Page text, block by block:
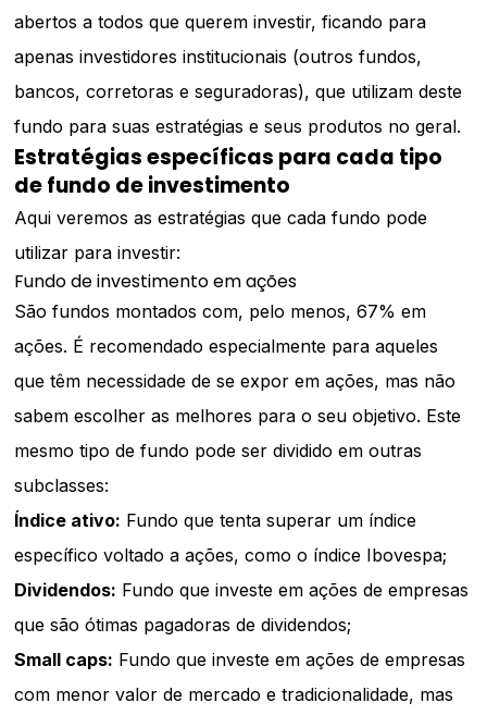
abertos a todos que querem investir, ficando para
apenas investidores institucionais (outros fundos,
bancos, corretoras e seguradoras), que utilizam deste
fundo para suas estratégias e seus produtos no geral.
Estratégias específicas para cada tipo
de fundo de investimento
Aqui veremos as estratégias que cada fundo pode
utilizar para investir:
Fundo de investimento em ações
São fundos montados com, pelo menos, 67% em
ações. É recomendado especialmente para aqueles
que têm necessidade de se expor em ações, mas não
sabem escolher as melhores para o seu objetivo. Este
mesmo tipo de fundo pode ser dividido em outras
subclasses:
Índice ativo: Fundo que tenta superar um índice
específico voltado a ações, como o índice Ibovespa;
Dividendos: Fundo que investe em ações de empresas
que são ótimas pagadoras de dividendos;
Small caps: Fundo que investe em ações de empresas
com menor valor de mercado e tradicionalidade, mas